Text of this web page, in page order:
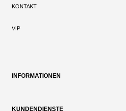
KONTAKT
VIP
INFORMATIONEN
KUNDENDIENSTE